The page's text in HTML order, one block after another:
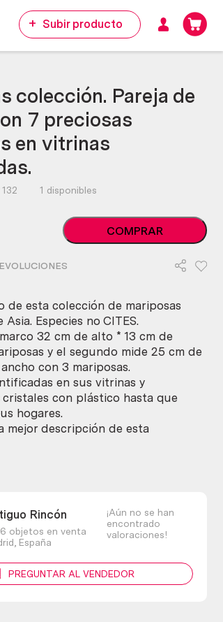
Subir producto
colección. Pareja de
7 preciosas
en vitrinas
1 disponibles
Mariposas
colección.
de
con
7
preciosas
mariposas
en
vitrinas
enmarcadas.
cantidad
COMPRAR
de esta colección de mariposas
Especies no CITES.
32 cm de alto * 13 cm de
y el segundo mide 25 cm de
con 3 mariposas.
en sus vitrinas y
con plástico hasta que
hogares.
mejor descripción de esta
Rincón
objetos en venta
España
¡Aún no se han
encontrado
valoraciones!
PREGUNTAR AL VENDEDOR